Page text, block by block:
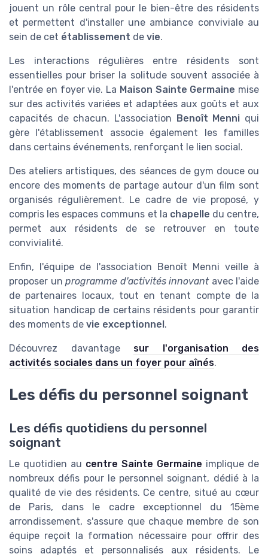
jouent un rôle central pour le bien-être des résidents
et permettent d'installer une ambiance conviviale au
sein de cet établissement de vie.
Les interactions régulières entre résidents sont
essentielles pour briser la solitude souvent associée à
l'entrée en foyer vie. La Maison Sainte Germaine mise
sur des activités variées et adaptées aux goûts et aux
capacités de chacun. L'association Benoît Menni qui
gère l'établissement associe également les familles
dans certains événements, renforçant le lien social.
Des ateliers artistiques, des séances de gym douce ou
encore des moments de partage autour d'un film sont
organisés régulièrement. Le cadre de vie proposé, y
compris les espaces communs et la chapelle du centre,
permet aux résidents de se retrouver en toute
convivialité.
Enfin, l'équipe de l'association Benoît Menni veille à
proposer un programme d'activités innovantavec l'aide
de partenaires locaux, tout en tenant compte de la
situation handicap de certains résidents pour garantir
des moments de vie exceptionnel.
Découvrez davantage sur l'organisation des
activités sociales dans un foyer pour aînés.
Les défis du personnel soignant
Les défis quotidiens du personnel
soignant
Le quotidien au centre Sainte Germaine implique de
nombreux défis pour le personnel soignant, dédié à la
qualité de vie des résidents. Ce centre, situé au cœur
de Paris, dans le cadre exceptionnel du 15ème
arrondissement, s'assure que chaque membre de son
équipe reçoit la formation nécessaire pour offrir des
soins adaptés et personnalisés aux résidents. Le